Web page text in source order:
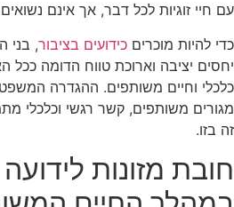
עם חיי זוגיות לכל דבר, אך אינם
כדי להיות מוכרים כידועים בציבור, בני
יחסים יציבה וארוכת טווח הדומה ככל
כלכלי וחיים משותפים. ההגדרה
מגורים משותפים, קשר רגשי וכלכלי
זה בזו.
חובת מזונות